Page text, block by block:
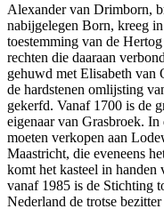
Alexander van Drimborn,
nabijgelegen Born, kreeg
toestemming van de
rechten die daaraan
gehuwd met Elisabeth van
de hardstenen omlijsting
gekerfd. Vanaf 1700 is de
eigenaar van Grasbroek.
moeten verkopen aan
Maastricht, die eveneens
komt het kasteel in handen
vanaf 1985 is de Stichting
Nederland de trotse